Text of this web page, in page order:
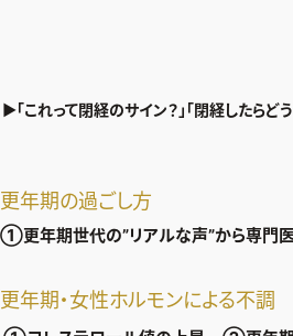
エクラ通販
通販ランキング
デジタルカタログ
インフォメーション
プレゼント
▶「これって閉経のサイン？」「閉経したら
更年期の過ごし方
①更年期世代の”リアルな声”から専門
更年期・女性ホルモンによる不調